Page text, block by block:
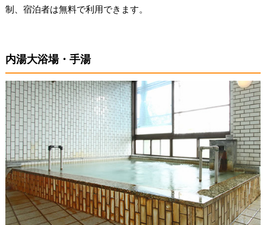
制、宿泊者は無料で利用できます。
内湯大浴場・手湯